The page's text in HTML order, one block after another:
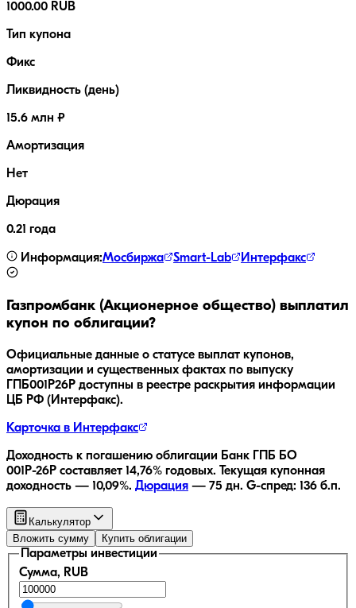
1000.00 RUB
Тип купона
Фикс
Ликвидность (день)
15.6 млн ₽
Амортизация
Нет
Дюрация
0.21 года
Информация:Мосбиржа Smart-Lab Интерфакс
Газпромбанк (Акционерное общество) выплатил
купон по облигации?
Официальные данные о статусе выплат купонов,
амортизации и существенных фактах по выпуску
ГПБ001P26P доступны в реестре раскрытия информации
ЦБ РФ (Интерфакс).
Карточка в Интерфакс
Доходность к погашению облигации Банк ГПБ БО
001Р-26Р составляет 14,76% годовых. Текущая купонная
доходность — 10,09%. Дюрация — 75 дн. G-спред: 136 б.п.
Калькулятор
Вложить сумму
Купить облигации
Параметры инвестиции
Сумма, RUB